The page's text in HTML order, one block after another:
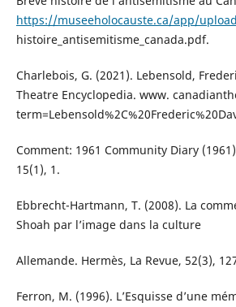
https://museeholocauste.ca/app/
histoire_antisemitisme_canada.pdf.
Charlebois, G. (2021). Lebensold,
Theatre Encyclopedia. www.
Comment: 1961 Community Diary
15(1), 1.
Ebbrecht-Hartmann, T. (2008). La
Shoah par l’image dans la culture
Allemande. Hermès, La Revue, 52(3),
Ferron, M. (1996). L’Esquisse d’une